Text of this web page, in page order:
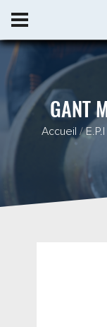
GANT
Accueil /E.P.I